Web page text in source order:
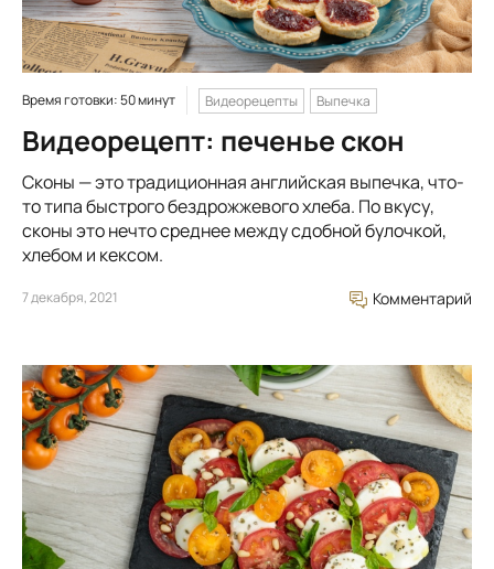
Время готовки: 50 минут Видеорецепты Выпечка
Видеорецепт: печенье скон
Сконы — это традиционная английская выпечка, что-
то типа быстрого бездрожжевого хлеба. По вкусу,
сконы это нечто среднее между сдобной булочкой,
хлебом и кексом.
7 декабря, 2021 Комментарий